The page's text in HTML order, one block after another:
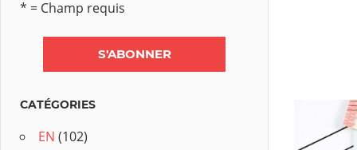
* = Champ requis
CATÉGORIES
EN (102)